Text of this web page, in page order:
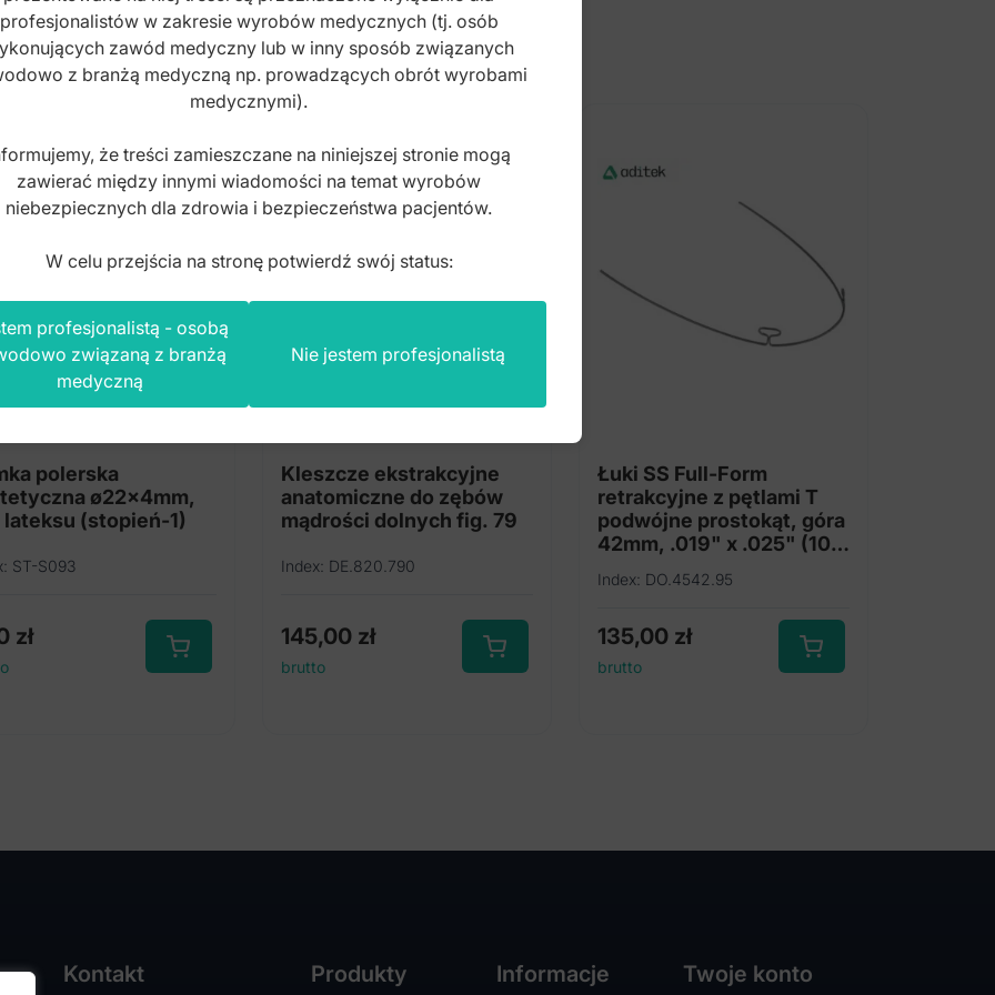
10
szt.)
kupili również
polerska
ø22x4mm,
lateksu (stopień-1)
ST-S093
zł
Kleszcze ekstrakcyjne
anatomiczne do zębów
mądrości dolnych fig. 79
Index: DE.820.790
145,00 zł
brutto
Łuki SS Full-Form
retrakcyjne z pętlami T
podwójne prostokąt, góra
42mm, .019" x .025" (10
Index: DO.4542.95
135,00 zł
brutto
Kontakt Produkty Informacje Twoje konto
profesjonalistów w zakresie wyrobów medycznych (tj. osób
zawód medyczny lub w inny sposób związanych
z branżą medyczną np. prowadzących obrót wyrobami
medycznymi).
że treści zamieszczane na niniejszej stronie mogą
zawierać między innymi wiadomości na temat wyrobów
niebezpiecznych dla zdrowia i bezpieczeństwa pacjentów.
W celu przejścia na stronę potwierdź swój status:
profesjonalistą - osobą
związaną z branżą
medyczną
Nie jestem profesjonalistą